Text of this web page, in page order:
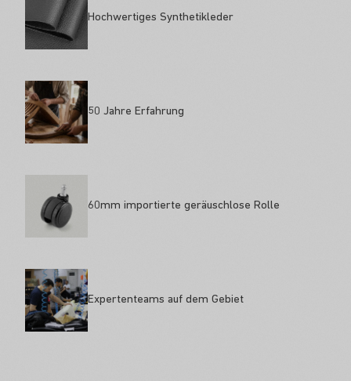
Hochwertiges Synthetikleder
50 Jahre Erfahrung
60mm importierte geräuschlose Rolle
Expertenteams auf dem Gebiet